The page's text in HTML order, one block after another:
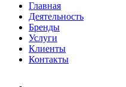
Главная
Деятельность
Бренды
Услуги
Клиенты
Контакты